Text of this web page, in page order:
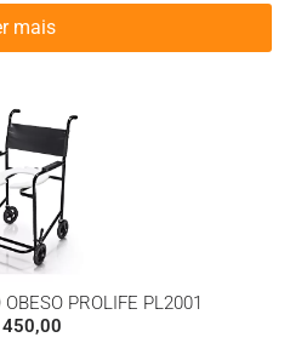
mais
PROLIFE PL2001
450,00